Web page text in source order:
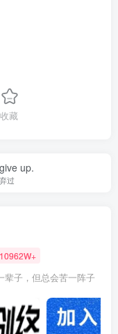
收藏
up.
过
10962W+
辈子，但总会苦一阵子